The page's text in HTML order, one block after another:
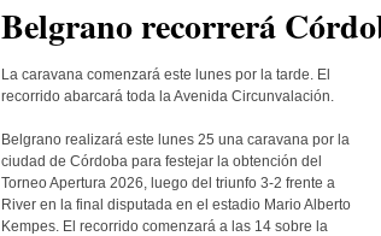
Belgrano recorrerá
La caravana comenzará este lunes por la tarde. El
recorrido abarcará toda la Avenida Circunvalación.
Belgrano realizará este lunes 25 una caravana por la
ciudad de Córdoba para festejar la obtención del
Torneo Apertura 2026, luego del triunfo 3-2 frente a
River en la final disputada en el estadio Mario Alberto
Kempes. El recorrido comenzará a las 14 sobre la